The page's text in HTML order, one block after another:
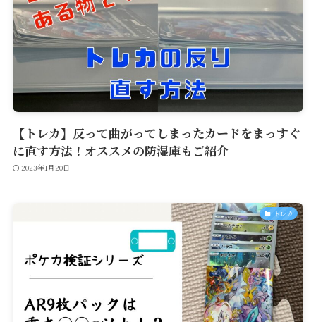
【トレカ】反って曲がってしまったカードをまっすぐ
に直す方法！オススメの防湿庫もご紹介
2023年1月20日
トレカ